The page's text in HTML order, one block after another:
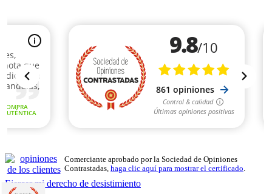
Comerciante aprobado por la Sociedad de Opiniones
Contrastadas, haga clic aquí para mostrar el certificado
Ejercer mi derecho de desistimiento